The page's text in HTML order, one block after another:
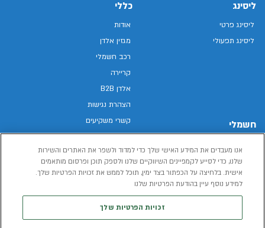
ליסינג
ליסינג פרטי
ליסינג תפעולי
חשמלי
רכב חשמלי
הכל על רכב חשמלי
כללי
אודות
מגזין אלדן
רכב חשמלי
קריירה
אלדן B2B
הצהרת נגישות
קשרי משקיעים
מפת האתר
מדיניות פרטיות
תנאי שימוש
אנו מעבדים את המידע האישי שלך כדי למדוד ולשפר את האתרים והשירות
שלנו, כדי לסייע לקמפיינים השיווקיים שלנו ולספק תוכן ופרסום מותאמים
אישית. בלחיצה על הכפתור בצד ימין, תוכל לממש את זכויות הפרטיות שלך.
למידע נוסף עיין בהודעת הפרטיות שלנו
זכויות הפרטיות שלך